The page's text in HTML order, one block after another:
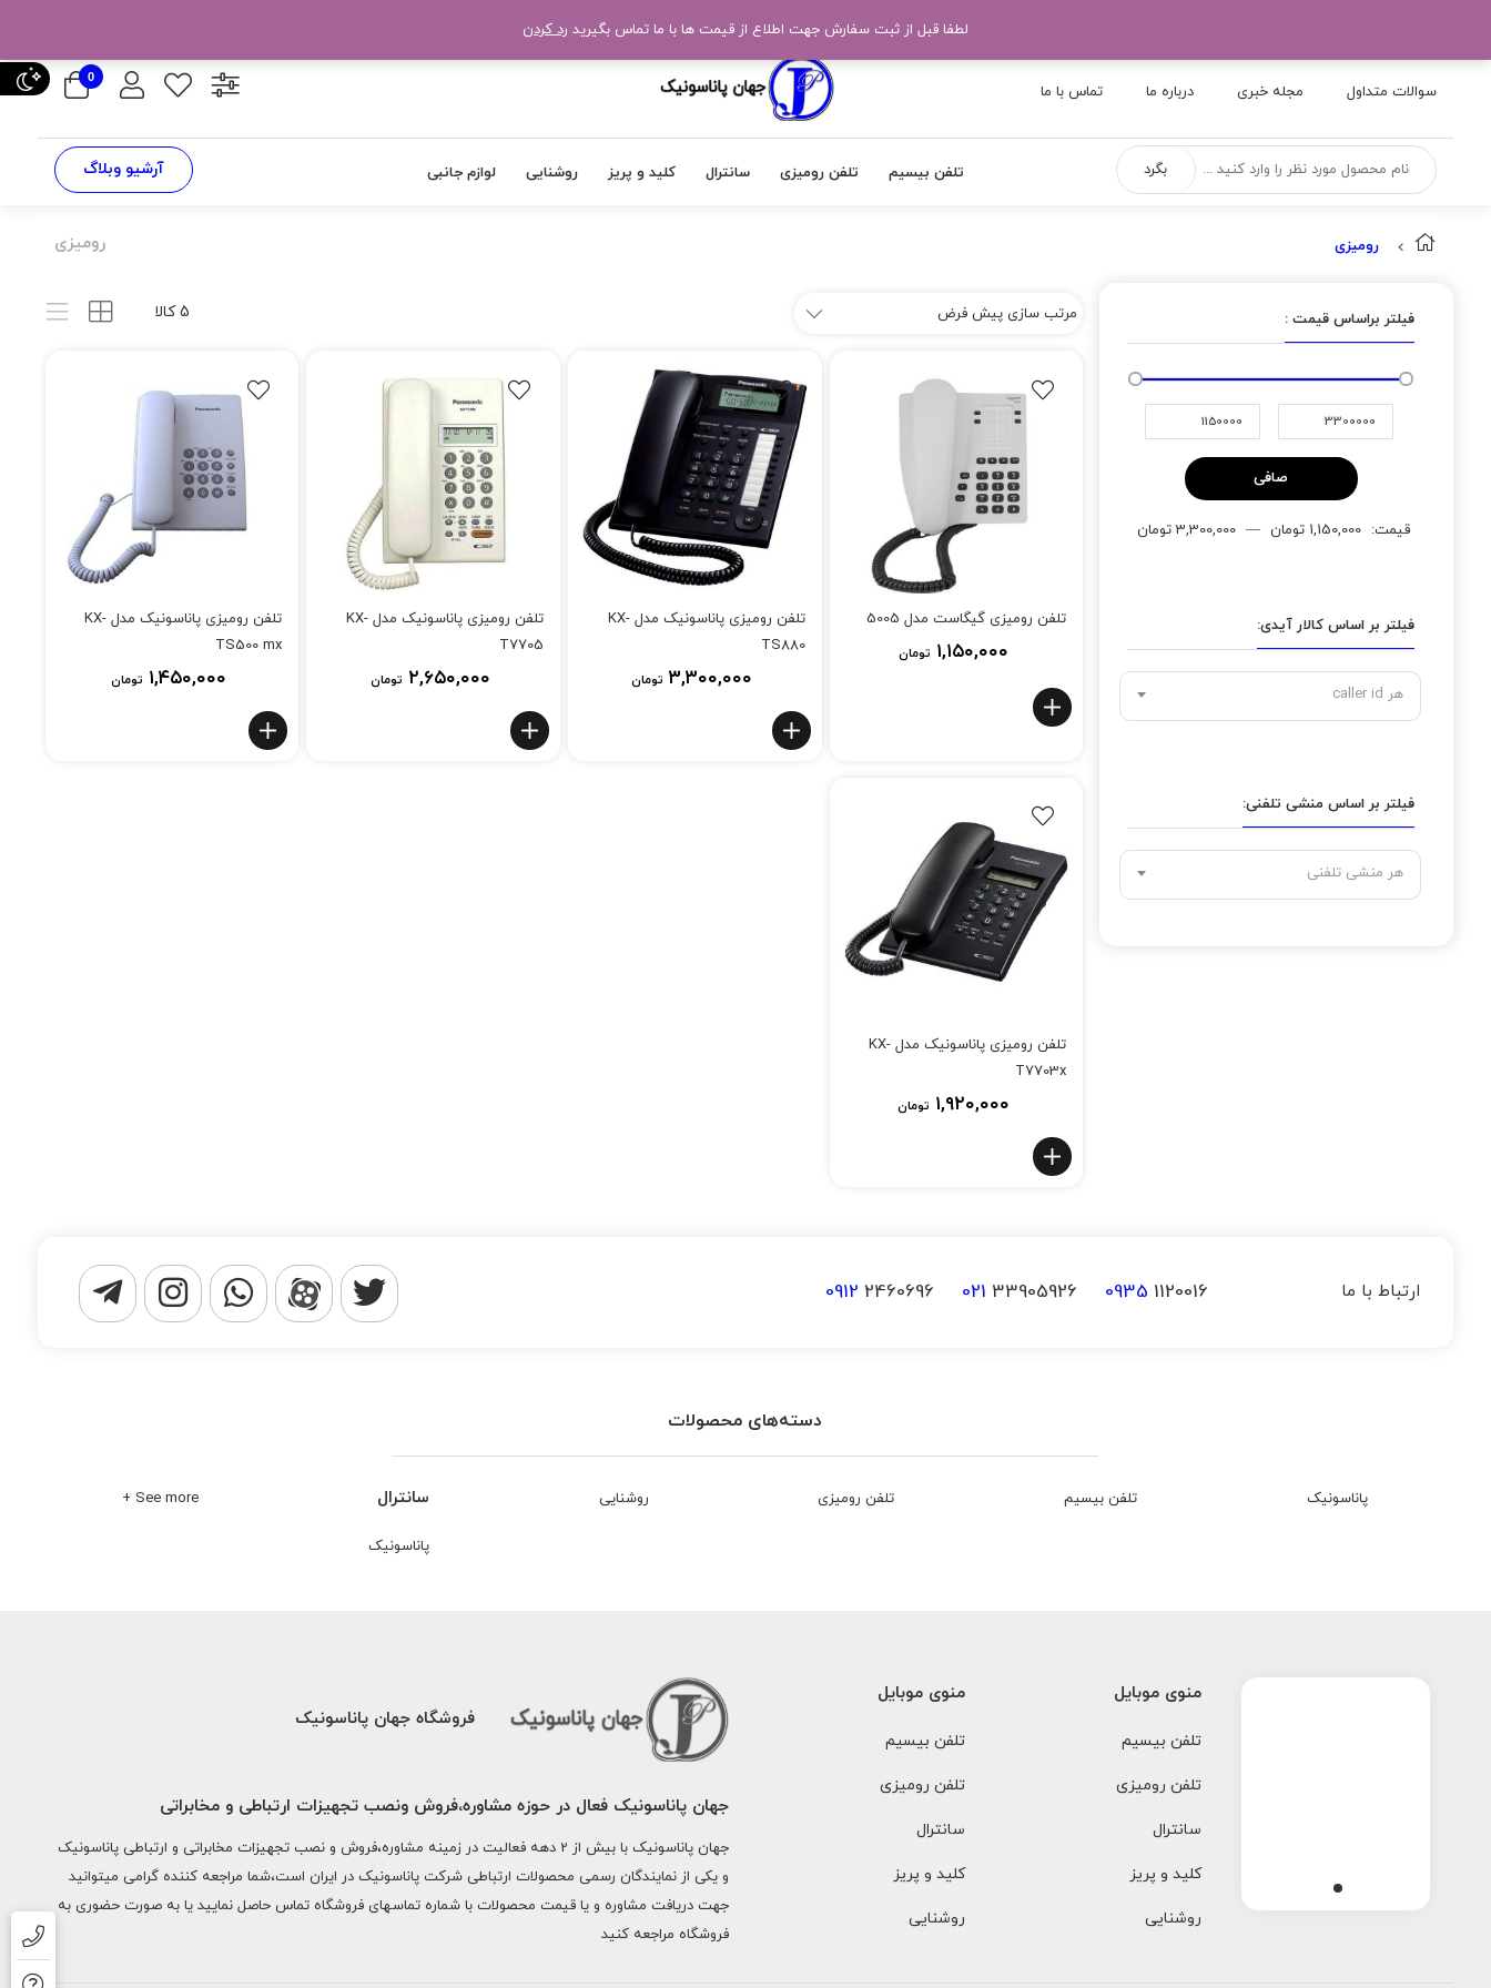
سوالات متداول مجله خبری درباره ما تماس با ما
0
بگرد تلفن بیسیم تلفن رومیزی سانترال کلید و پریز روشنایی لوازم جانبی آرشیو وبلاگ
رومیزی رومیزی
فیلتر براساس قیمت :
صافی
قيمت: 1,150,000 تومان — 3,300,000 تومان
فیلتر بر اساس کالار آیدی:
هر caller id
فیلتر بر اساس منشی تلفنی:
هر منشی تلفنی
5 کالا
تلفن رومیزی گیگاست مدل 5005
۱,۱۵۰,۰۰۰ تومان
تلفن رومیزی پاناسونیک مدل KX-
TS880
۳,۳۰۰,۰۰۰ تومان
تلفن رومیزی پاناسونیک مدل KX-
T7705
۲,۶۵۰,۰۰۰ تومان
تلفن رومیزی پاناسونیک مدل KX-
TS500 mx
۱,۴۵۰,۰۰۰ تومان
تلفن رومیزی پاناسونیک مدل KX-
T7703x
۱,۹۲۰,۰۰۰ تومان
ارتباط با ما 0912 2460696 021 33905926 0935 1120016
دسته‌های محصولات
پاناسونیک تلفن بیسیم تلفن رومیزی روشنایی سانترال
پاناسونیک
See more +
منوی موبایل
تلفن بیسیم
تلفن رومیزی
سانترال
کلید و پریز
روشنایی
منوی موبایل
تلفن بیسیم
تلفن رومیزی
سانترال
کلید و پریز
روشنایی
فروشگاه جهان پاناسونیک
جهان پاناسونیک فعال در حوزه مشاوره،فروش ونصب تجهیزات ارتباطی و مخابراتی
جهان پاناسونیک با بیش از 2 دهه فعالیت در زمینه مشاوره،فروش و نصب تجهیزات مخابراتی و ارتباطی پاناسونیک
و یکی از نمایندگان رسمی محصولات ارتباطی شرکت پاناسونیک در ایران است،شما مراجعه کننده گرامی میتوانید
جهت دریافت مشاوره و یا قیمت محصولات با شماره تماسهای فروشگاه تماس حاصل نمایید یا به صورت حضوری به
فروشگاه مراجعه کنید
لطفا قبل از ثبت سفارش جهت اطلاع از قیمت ها با ما تماس بگیرید رد کردن